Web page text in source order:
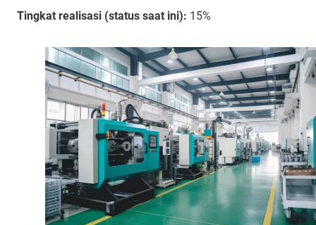
Tingkat realisasi (status saat ini): 15%